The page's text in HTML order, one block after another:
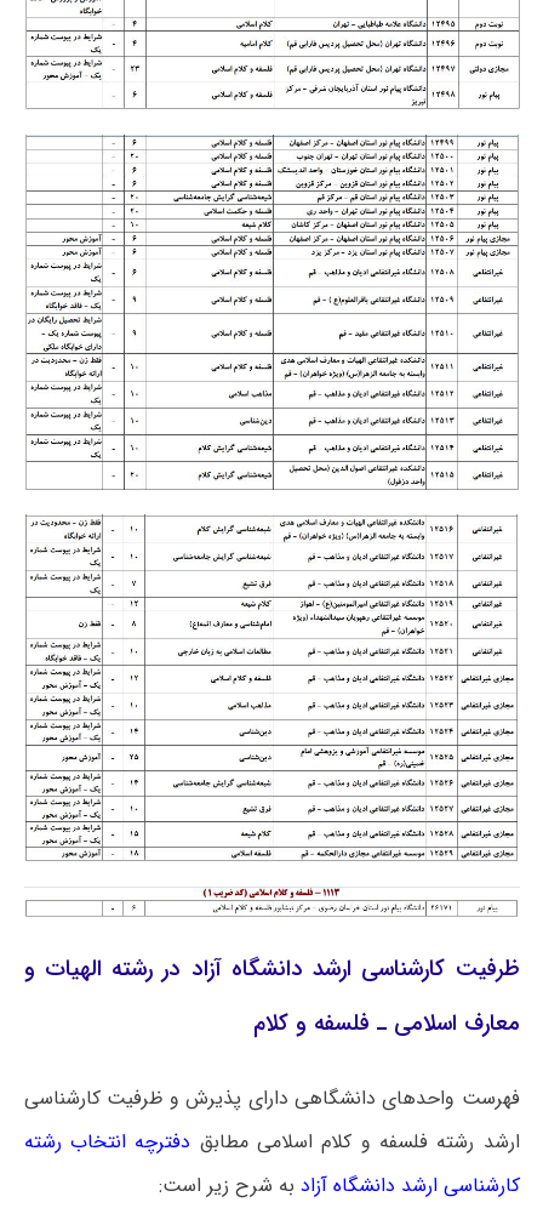
ظرفیت کارشناسی ارشد دانشگاه آزاد در رشته الهیات و
معارف اسلامی ـ فلسفه و کلام
فهرست واحدهای دانشگاهی دارای پذیرش و ظرفیت کارشناسی
ارشد رشته فلسفه و کلام اسلامی مطابق دفترچه انتخاب رشته
کارشناسی ارشد دانشگاه آزاد به شرح زیر است: